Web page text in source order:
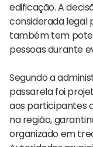
edificação. A
considerada legal
também tem
pessoas durante
Segundo a
passarela foi
aos participantes
na região,
organizado em